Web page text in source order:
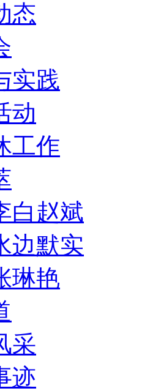
态
实践
动
工作
白赵斌
边默实
琳艳
采
迹